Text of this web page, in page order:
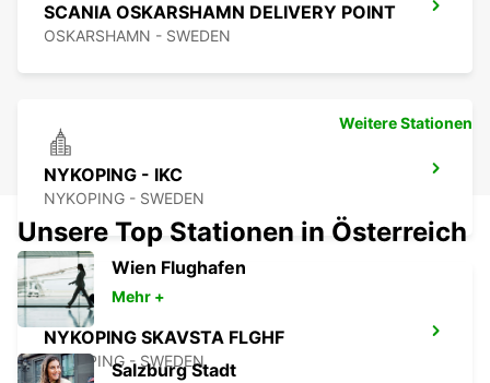
SCANIA OSKARSHAMN DELIVERY POINT
OSKARSHAMN - SWEDEN
NYKOPING - IKC
NYKOPING - SWEDEN
NYKOPING SKAVSTA FLGHF
NYKOPING - SWEDEN
Weitere Stationen
Unsere Top Stationen in Österreich
Wien Flughafen
Mehr +
Salzburg Stadt